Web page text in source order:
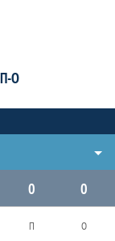
О
0 0
П О